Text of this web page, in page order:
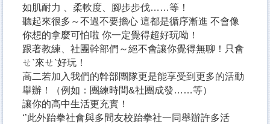
如肌耐力 、柔軟度、腳步步伐……等！
聽起來很多～不過不要擔心 這都是循序漸進 不會像
你想的拿麼可怕啦 你一定覺得超好玩呦！
跟著教練、社團幹部們～絕不會讓你覺得無聊！只會
ㄝˋ來ㄝˋ好玩！
高二若加入我們的幹部團隊更是能享受到更多的活動
舉辦！（例如：團練時間&社團成發……等）
讓你的高中生活更充實！
‘’此外跆拳社會與多間友校跆拳社一同舉辦許多活